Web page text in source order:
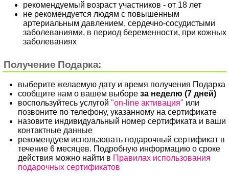
рекомендуемый возраст участников - от 18 лет
не рекомендуется людям с повышенным
артериальным давлением, сердечно-сосудистыми
заболеваниями, в период беременности, при кожных
заболеваниях
Получение Подарка:
выберите желаемую дату и время получения Подарка
сообщите нам о вашем выборе за неделю (7 дней)
воспользуйтесь услугой "on-line активация" или
позвоните по телефону, указанному на сертификате
назовите индивидуальный номер сертификата и ваши
контактные данные
рекомендуем использовать подарочный сертификат в
течение 6 месяцев. Подробную информацию о сроке
действия можно найти в Правилах использования
подарочных сертификатов